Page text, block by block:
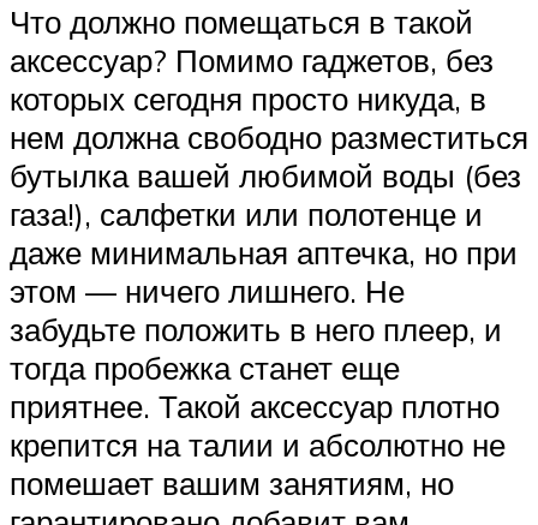
Что должно помещаться в такой
аксессуар? Помимо гаджетов, без
которых сегодня просто никуда, в
нем должна свободно разместиться
бутылка вашей любимой воды (без
газа!), салфетки или полотенце и
даже минимальная аптечка, но при
этом — ничего лишнего. Не
забудьте положить в него плеер, и
тогда пробежка станет еще
приятнее. Такой аксессуар плотно
крепится на талии и абсолютно не
помешает вашим занятиям, но